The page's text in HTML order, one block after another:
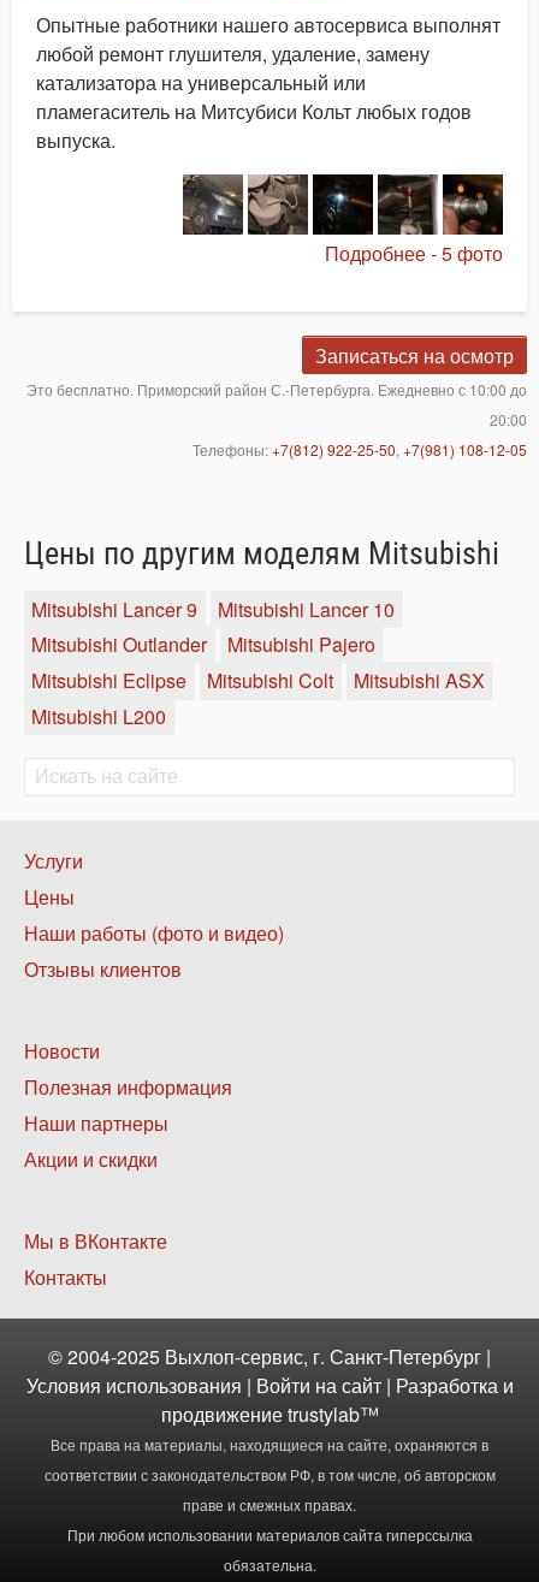
Опытные работники нашего автосервиса выполнят
любой ремонт глушителя, удаление, замену
катализатора на универсальный или
пламегаситель на Митсубиси Кольт любых годов
выпуска.
Подробнее - 5 фото
Записаться на осмотр
Это бесплатно. Приморский район С.-Петербурга. Ежедневно с 10:00 до
20:00
Телефоны:+7(812) 922-25-50, +7(981) 108-12-05
Цены по другим моделям Mitsubishi
Mitsubishi Lancer 9
Mitsubishi Lancer 10
Mitsubishi Outlander
Mitsubishi Pajero
Mitsubishi Eclipse
Mitsubishi Colt
Mitsubishi ASX
Mitsubishi L200
Поиск
Поиск
Нижнее
меню
1
Услуги
Цены
Наши работы (фото и видео)
Отзывы клиентов
Нижнее
меню
2
Новости
Полезная информация
Наши партнеры
Акции и скидки
Нижнее
меню
3
Мы в ВКонтакте
Контакты
© 2004-2025 Выхлоп-сервис, г. Санкт-Петербург |
Условия использования | Войти на сайт | Разработка и
продвижениеtrustylab™
Все права на материалы, находящиеся на сайте, охраняются в
соответствии с законодательством РФ, в том числе, об авторском
праве и смежных правах.
При любом использовании материалов сайта гиперссылка
обязательна.